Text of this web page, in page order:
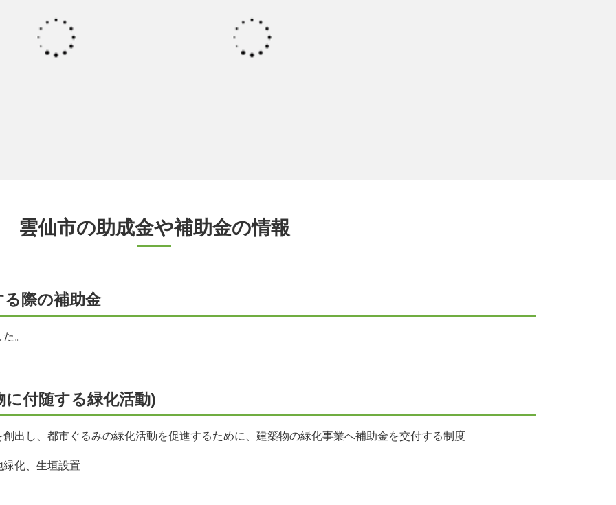
雲仙市の助成金や補助金の情報
際の補助金
。
に付随する緑化活動)
出し、都市ぐるみの緑化活動を促進するために、建築物の緑化事業へ補助金を交付する制度
化、生垣設置